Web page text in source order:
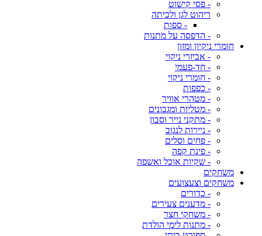
- פסי קישוט
ריהוט לגן ולכיתה
- ספות
- הדפסה על מתנות
חומרי ניקיון ומזון
- אביזרי ניקוי
- חד-פעמי
- חומרי ניקוי
- כפפות
- מטהרי אוויר
- מטליות ומגבונים
- מתקני נייר וסבון
- ניירות לנגוב
- פחים וסלים
- פינת קפה
- שקיות אוכל ואשפה
משחקים
משחקים וצעצועים
- כדורים
- מדענים צעירים
- משחקי חצר
- מתנות לימי הולדת